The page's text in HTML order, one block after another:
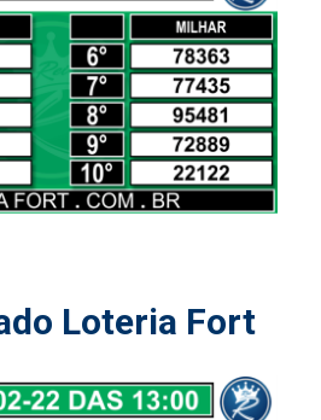
Loteria Fort